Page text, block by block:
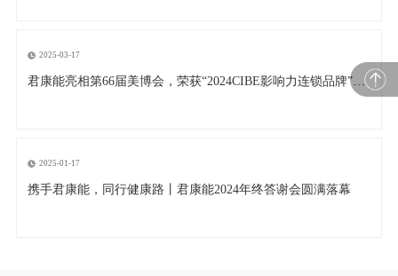
2025-03-17
君康能亮相第66届美博会，荣获“2024CIBE影响力连锁品牌”奖项
2025-01-17
携手君康能，同行健康路丨君康能2024年终答谢会圆满落幕